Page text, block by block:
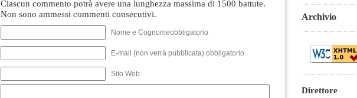
Ciascun commento potrà avere una lunghezza massima di 1500 battute.
Non sono ammessi commenti consecutivi.
Nome e Cognomeobbligatorio
E-mail (non verrà pubblicata) obbligatorio
Sito Web
Archivio
Direttore